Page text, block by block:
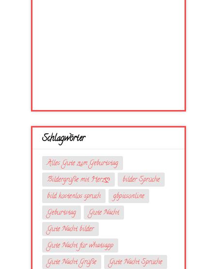
Schlagwörter
Alles Gute zum Geburtstag
Bildergrüße mit Herzღ
bilder Sprüche
bild kostenlos spruch
gbpicsonline
Geburtstag
Gute Nacht
Gute Nacht bilder
Gute Nacht für whatsapp
Gute Nacht Grüße
Gute Nacht Sprüche